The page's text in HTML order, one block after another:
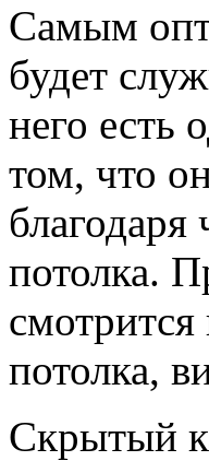
Самым
будет
него есть
том, что
потолка.
потолка,
Скрытый